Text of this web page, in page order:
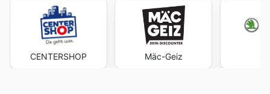
CENTERSHOP Mäc-Geiz